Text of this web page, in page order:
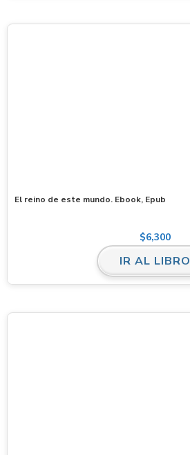
El reino de este mundo. Ebook, Epub
$6,300
IR AL LIBRO